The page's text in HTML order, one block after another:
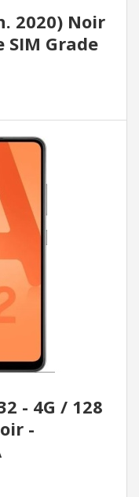
2020) Noir
SIM Grade
- 4G / 128
-